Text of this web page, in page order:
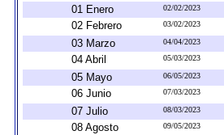
01 Enero 02/02/2023
02 Febrero 03/02/2023
03 Marzo 04/04/2023
04 Abril 05/03/2023
05 Mayo 06/05/2023
06 Junio 07/03/2023
07 Julio 08/03/2023
08 Agosto 09/05/2023